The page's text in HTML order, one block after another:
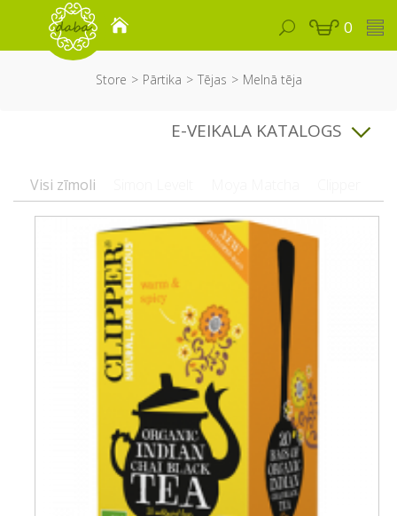
0
Store Pārtika Tējas Melnā tēja
E-VEIKALA KATALOGS
Visi zīmoli